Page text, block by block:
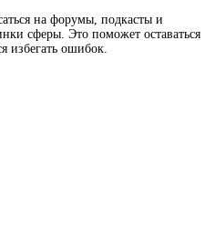
на форумы, подкасты и
сферы. Это поможет оставаться
избегать ошибок.